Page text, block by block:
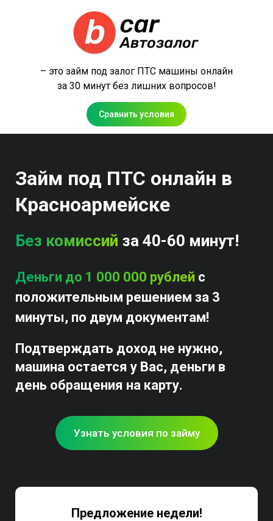
– это займ под залог ПТС машины онлайн
за 30 минут без лишних вопросов!
Сравнить условия
Займ под ПТС онлайн в
Красноармейске
Без комиссий за 40-60 минут!
Деньги до 1 000 000 рублей с
положительным решением за 3
минуты, по двум документам!
Подтверждать доход не нужно,
машина остается у Вас, деньги в
день обращения на карту.
Узнать условия по займу
Предложение недели!